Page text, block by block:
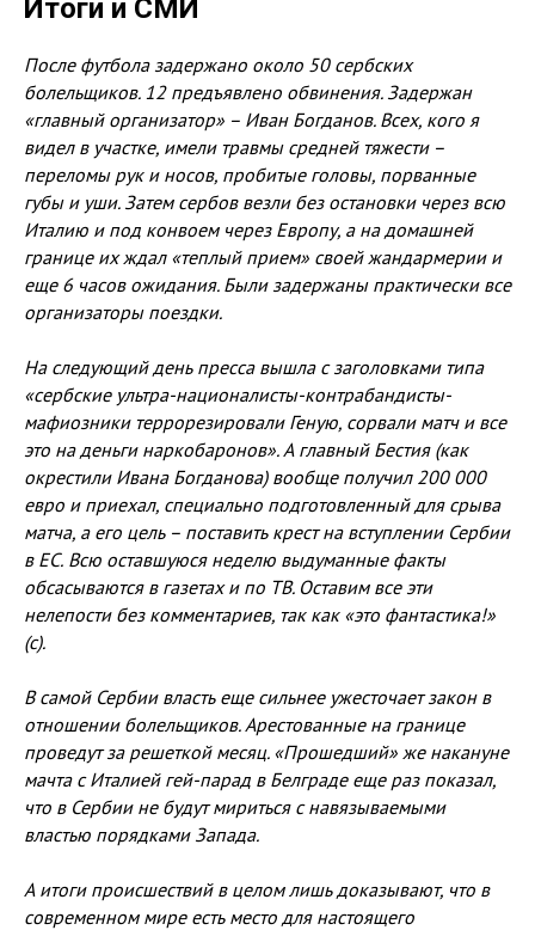
Итоги и СМИ
После футбола задержано около 50 сербских
болельщиков. 12 предъявлено обвинения. Задержан
«главный организатор» – Иван Богданов. Всех, кого я
видел в участке, имели травмы средней тяжести –
переломы рук и носов, пробитые головы, порванные
губы и уши. Затем сербов везли без остановки через всю
Италию и под конвоем через Европу, а на домашней
границе их ждал «теплый прием» своей жандармерии и
еще 6 часов ожидания. Были задержаны практически все
организаторы поездки.
На следующий день пресса вышла с заголовками типа
«сербские ультра-националисты-контрабандисты-
мафиозники террорезировали Геную, сорвали матч и все
это на деньги наркобаронов». А главный Бестия (как
окрестили Ивана Богданова) вообще получил 200 000
евро и приехал, специально подготовленный для срыва
матча, а его цель – поставить крест на вступлении Сербии
в ЕС. Всю оставшуюся неделю выдуманные факты
обсасываются в газетах и по ТВ. Оставим все эти
нелепости без комментариев, так как «это фантастика!»
(с).
В самой Сербии власть еще сильнее ужесточает закон в
отношении болельщиков. Арестованные на границе
проведут за решеткой месяц. «Прошедший» же накануне
мачта с Италией гей-парад в Белграде еще раз показал,
что в Сербии не будут мириться с навязываемыми
властью порядками Запада.
А итоги происшествий в целом лишь доказывают, что в
современном мире есть место для настоящего